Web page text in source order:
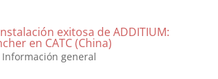
exitosa de ADDITIUM:
en CATC (China)
Información general